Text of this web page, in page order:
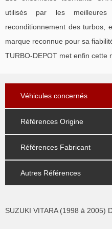
utilisés par les
reconditionnement des turbos,
marque reconnue pour sa
TURBO-DEPOT met enfin cette
Véhicules concernés
Références Origine
Références Fabricant
Autres Références
SUZUKI VITARA (1998 à 2005)